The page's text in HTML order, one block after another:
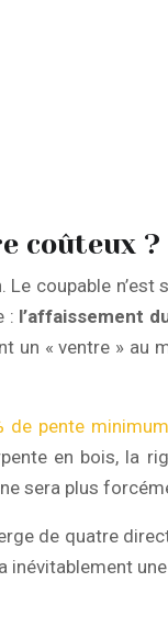
coûteux ?
coupable n’est
: l’affaissement
un « ventre » au
de pente minimum
en bois, la
sera plus
de quatre
inévitablement